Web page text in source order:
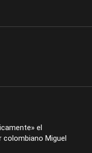
el
Miguel